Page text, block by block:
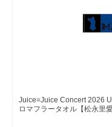
Juice=Juice Concert 2026
ロマフラータオル【松永里愛